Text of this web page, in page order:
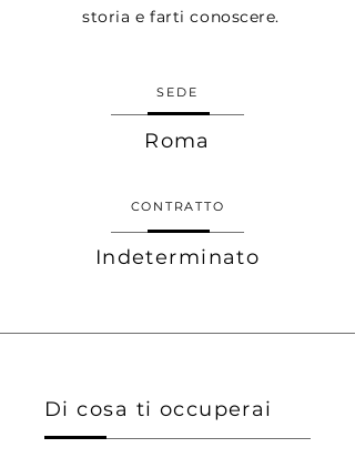
storia e farti conoscere.
SEDE
Roma
CONTRATTO
Indeterminato
Di cosa ti occuperai